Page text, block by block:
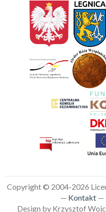
Copyright © 2004-2026
— Kontakt—
Design by Krzysztof